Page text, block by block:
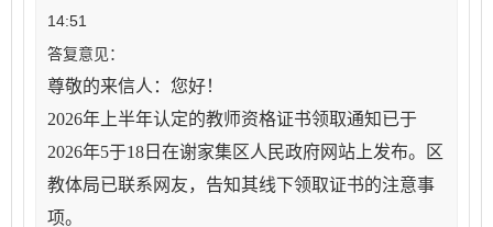
14:51
答复意见：
尊敬的来信人：您好！
2026年上半年认定的教师资格证书领取通知已于
2026年5于18日在谢家集区人民政府网站上发布。区
教体局已联系网友，告知其线下领取证书的注意事
项。